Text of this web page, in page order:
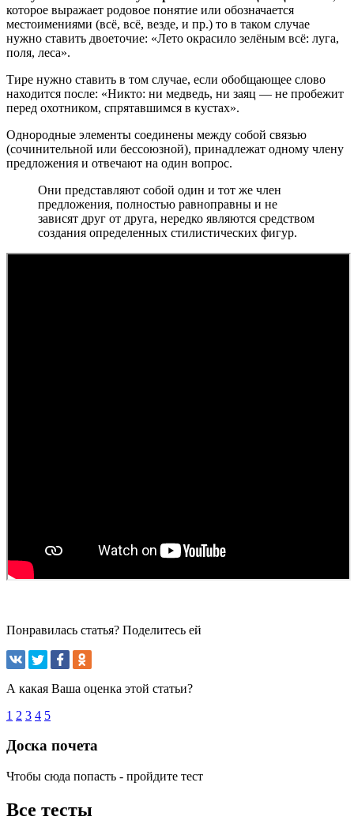
которое выражает родовое понятие или обозначается
местоимениями (всё, всё, везде, и пр.) то в таком случае
нужно ставить двоеточие: «Лето окрасило зелёным всё: луга,
поля, леса».
Тире нужно ставить в том случае, если обобщающее слово
находится после: «Никто: ни медведь, ни заяц — не пробежит
перед охотником, спрятавшимся в кустах».
Однородные элементы соединены между собой связью
(сочинительной или бессоюзной), принадлежат одному члену
предложения и отвечают на один вопрос.
Они представляют собой один и тот же член
предложения, полностью равноправны и не
зависят друг от друга, нередко являются средством
создания определенных стилистических фигур.
Понравилась статья? Поделитесь ей
А какая Ваша оценка этой статьи?
1 2 3 4 5
Доска почета
Чтобы сюда попасть - пройдите тест
Все тесты